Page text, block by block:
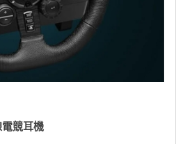
競耳機